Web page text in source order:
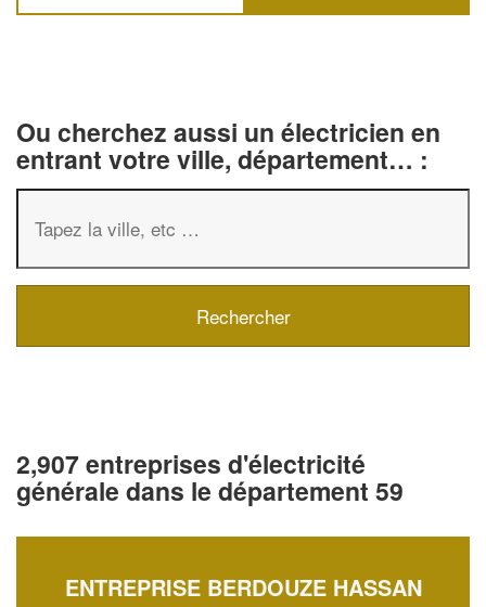
Ou cherchez aussi un électricien en
entrant votre ville, département… :
2,907 entreprises d'électricité
générale dans le département 59
ENTREPRISE BERDOUZE HASSAN